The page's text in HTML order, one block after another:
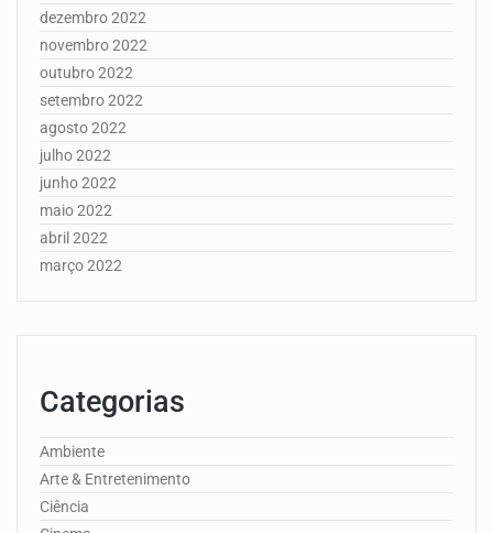
dezembro 2022
novembro 2022
outubro 2022
setembro 2022
agosto 2022
julho 2022
junho 2022
maio 2022
abril 2022
março 2022
Categorias
Ambiente
Arte & Entretenimento
Ciência